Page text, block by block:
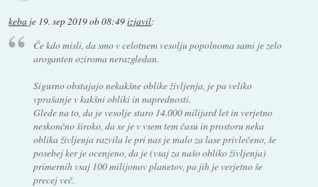
keba je 19. sep 2019 ob 08:49izjavil:
Če kdo misli, da smo v celotnem vesolju popolnoma sami je zelo
aroganten oziroma nerazgledan.
Sigurno obstajajo nekakšne oblike življenja, je pa veliko
vprašanje v kakšni obliki in naprednosti.
Glede na to, da je vesolje staro 14.000 milijard let in verjetno
neskončno široko, da se je v vsem tem času in prostoru neka
oblika življenja razvila le pri nas je malo za lase privlečeno, še
posebej ker je ocenjeno, da je (vsaj za našo obliko življenja)
primernih vsaj 100 milijonov planetov, pa jih je verjetno še
precej več.